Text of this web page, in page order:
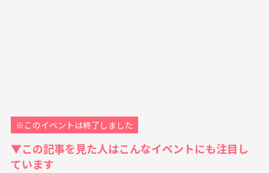
※このイベントは終了しました
▼この記事を見た人はこんなイベントにも注目し
ています